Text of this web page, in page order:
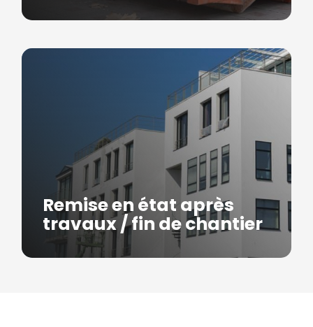
Remise en état après
travaux / fin de chantier